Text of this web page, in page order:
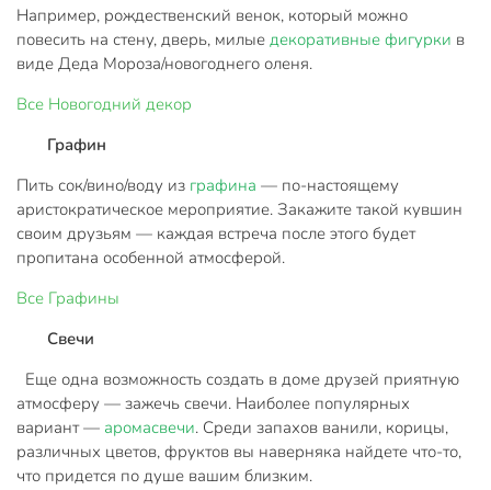
Например, рождественский венок, который можно
повесить на стену, дверь, милые декоративные фигурки в
виде Деда Мороза/новогоднего оленя.
Все Новогодний декор
Графин
Пить сок/вино/воду из графина — по-настоящему
аристократическое мероприятие. Закажите такой кувшин
своим друзьям — каждая встреча после этого будет
пропитана особенной атмосферой.
Все Графины
Свечи
Еще одна возможность создать в доме друзей приятную
атмосферу — зажечь свечи. Наиболее популярных
вариант — аромасвечи. Среди запахов ванили, корицы,
различных цветов, фруктов вы наверняка найдете что-то,
что придется по душе вашим близким.